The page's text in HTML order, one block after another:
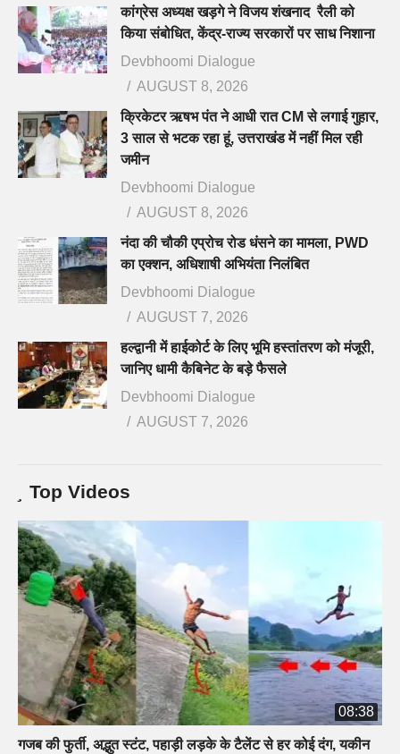
कांग्रेस अध्यक्ष खड़गे ने विजय शंखनाद रैली को
किया संबोधित, केंद्र-राज्य सरकारों पर साध निशाना
Devbhoomi Dialogue
AUGUST 8, 2026
क्रिकेटर ऋषभ पंत ने आधी रात CM से लगाई गुहार,
3 साल से भटक रहा हूं, उत्तराखंड में नहीं मिल रही
जमीन
Devbhoomi Dialogue
AUGUST 8, 2026
नंदा की चौकी एप्रोच रोड धंसने का मामला, PWD
का एक्शन, अधिशाषी अभियंता निलंबित
Devbhoomi Dialogue
AUGUST 7, 2026
हल्द्वानी में हाईकोर्ट के लिए भूमि हस्तांतरण को मंजूरी,
जानिए धामी कैबिनेट के बड़े फैसले
Devbhoomi Dialogue
AUGUST 7, 2026
Top Videos
08:38
गजब की फुर्ती, अद्भुत स्टंट, पहाड़ी लड़के के टैलेंट से हर कोई दंग, यकीन